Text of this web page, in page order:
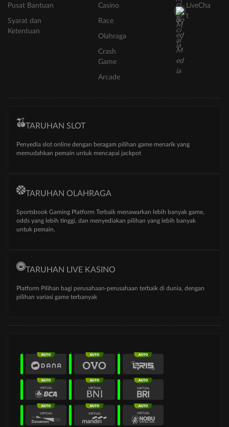
Pusat Bantuan
Syarat dan
Ketentuan
Casino
Race
Olahraga
Crash
Game
Arcade
LiveCha
t
TARUHAN SLOT
Penyedia slot online dengan beragam pilihan game menarik yang
memudahkan pemain untuk mencapai jackpot
TARUHAN OLAHRAGA
Sportsbook Gaming Platform Terbaik menawarkan lebih banyak game,
odds yang lebih tinggi, dan menyediakan pilihan yang lebih banyak
untuk pemain.
TARUHAN LIVE KASINO
Platform Pilihan bagi perusahaan-perusahaan terbaik di dunia, dengan
pilihan variasi game terbanyak